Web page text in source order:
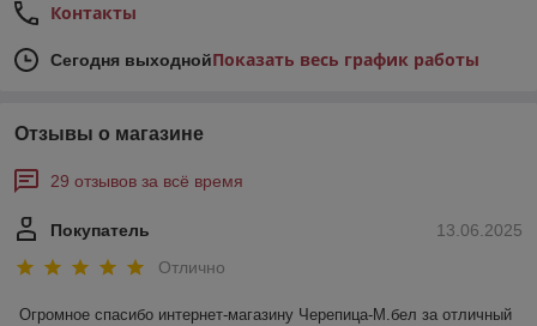
Контакты
Сегодня выходнойПоказать весь график работы
Отзывы о магазине
29 отзывов за всё время
13.06.2025
Покупатель
Отлично
Огромное спасибо интернет-магазину Черепица-М.бел за отличный